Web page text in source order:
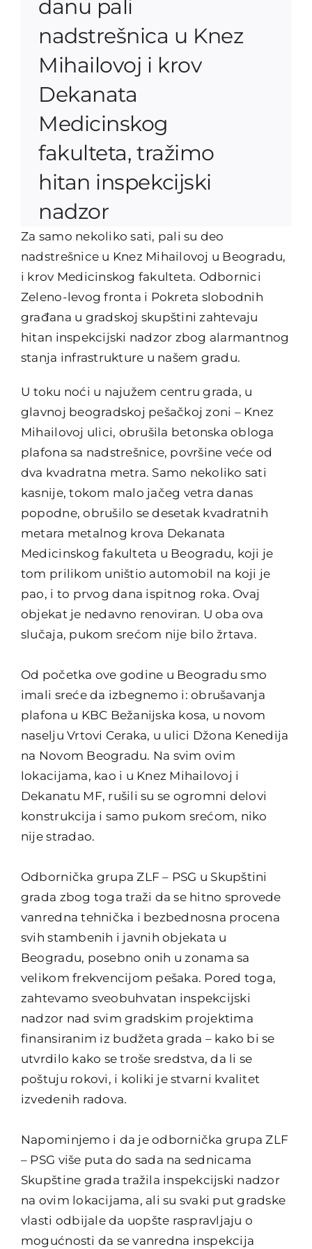
danu pali
nadstrešnica u Knez
Mihailovoj i krov
Dekanata
Medicinskog
fakulteta, tražimo
hitan inspekcijski
nadzor
Za samo nekoliko sati, pali su deo
nadstrešnice u Knez Mihailovoj u Beogradu,
i krov Medicinskog fakulteta. Odbornici
Zeleno-levog fronta i Pokreta slobodnih
građana u gradskoj skupštini zahtevaju
hitan inspekcijski nadzor zbog alarmantnog
stanja infrastrukture u našem gradu.
U toku noći u najužem centru grada, u
glavnoj beogradskoj pešačkoj zoni – Knez
Mihailovoj ulici, obrušila betonska obloga
plafona sa nadstrešnice, površine veće od
dva kvadratna metra. Samo nekoliko sati
kasnije, tokom malo jačeg vetra danas
popodne, obrušilo se desetak kvadratnih
metara metalnog krova Dekanata
Medicinskog fakulteta u Beogradu, koji je
tom prilikom uništio automobil na koji je
pao, i to prvog dana ispitnog roka. Ovaj
objekat je nedavno renoviran. U oba ova
slučaja, pukom srećom nije bilo žrtava.
Od početka ove godine u Beogradu smo
imali sreće da izbegnemo i: obrušavanja
plafona u KBC Bežanijska kosa, u novom
naselju Vrtovi Ceraka, u ulici Džona Kenedija
na Novom Beogradu. Na svim ovim
lokacijama, kao i u Knez Mihailovoj i
Dekanatu MF, rušili su se ogromni delovi
konstrukcija i samo pukom srećom, niko
nije stradao.
Odbornička grupa ZLF – PSG u Skupštini
grada zbog toga traži da se hitno sprovede
vanredna tehnička i bezbednosna procena
svih stambenih i javnih objekata u
Beogradu, posebno onih u zonama sa
velikom frekvencijom pešaka. Pored toga,
zahtevamo sveobuhvatan inspekcijski
nadzor nad svim gradskim projektima
finansiranim iz budžeta grada – kako bi se
utvrdilo kako se troše sredstva, da li se
poštuju rokovi, i koliki je stvarni kvalitet
izvedenih radova.
Napominjemo i da je odbornička grupa ZLF
– PSG više puta do sada na sednicama
Skupštine grada tražila inspekcijski nadzor
na ovim lokacijama, ali su svaki put gradske
vlasti odbijale da uopšte raspravljaju o
mogućnosti da se vanredna inspekcija